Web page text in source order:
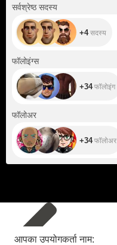
सर्वश्रेष्ठ सदस्य
+4सदस्य
फॉलोइंग्स
+34फॉलोइंग
फॉलोअर
+34फॉलोअर
आपका उपयोगकर्ता नाम: